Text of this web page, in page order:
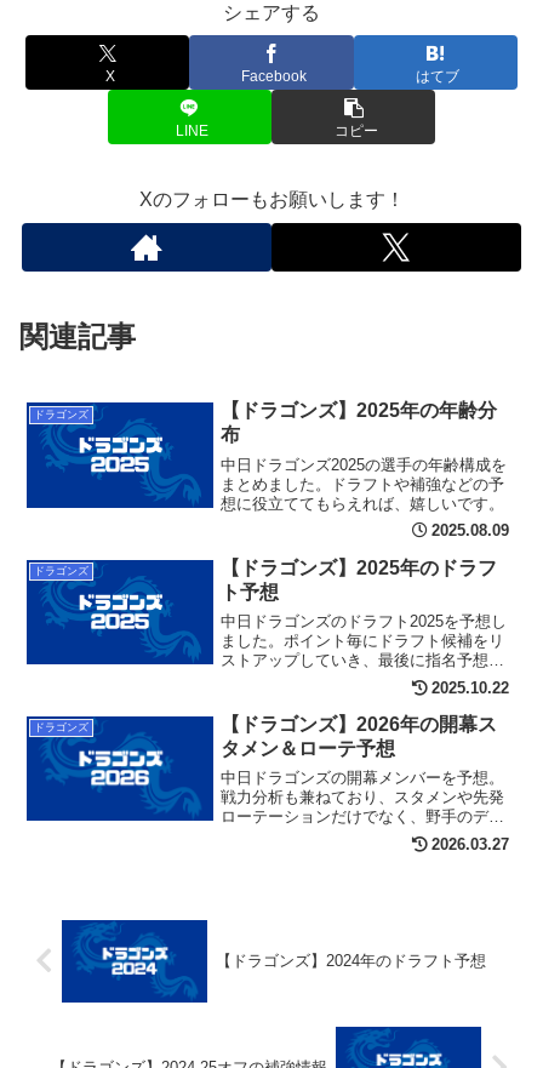
シェアする
X Facebook はてブ
LINE コピー
Xのフォローもお願いします！
関連記事
ドラゴンズ
【ドラゴンズ】2025年の年齢分
布
中日ドラゴンズ2025の選手の年齢構成を
まとめました。ドラフトや補強などの予
想に役立ててもらえれば、嬉しいです。
2025.08.09
ドラゴンズ
【ドラゴンズ】2025年のドラフ
ト予想
中日ドラゴンズのドラフト2025を予想し
ました。ポイント毎にドラフト候補をリ
ストアップしていき、最後に指名予想を
2025.10.22
ドラゴンズ
【ドラゴンズ】2026年の開幕ス
タメン＆ローテ予想
中日ドラゴンズの開幕メンバーを予想。
戦力分析も兼ねており、スタメンや先発
ローテーションだけでなく、野手のデプ
スやブルペン陣、故障者情報についても
2026.03.27
【ドラゴンズ】2024年のドラフト予想